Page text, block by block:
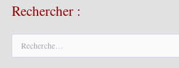
Rechercher :